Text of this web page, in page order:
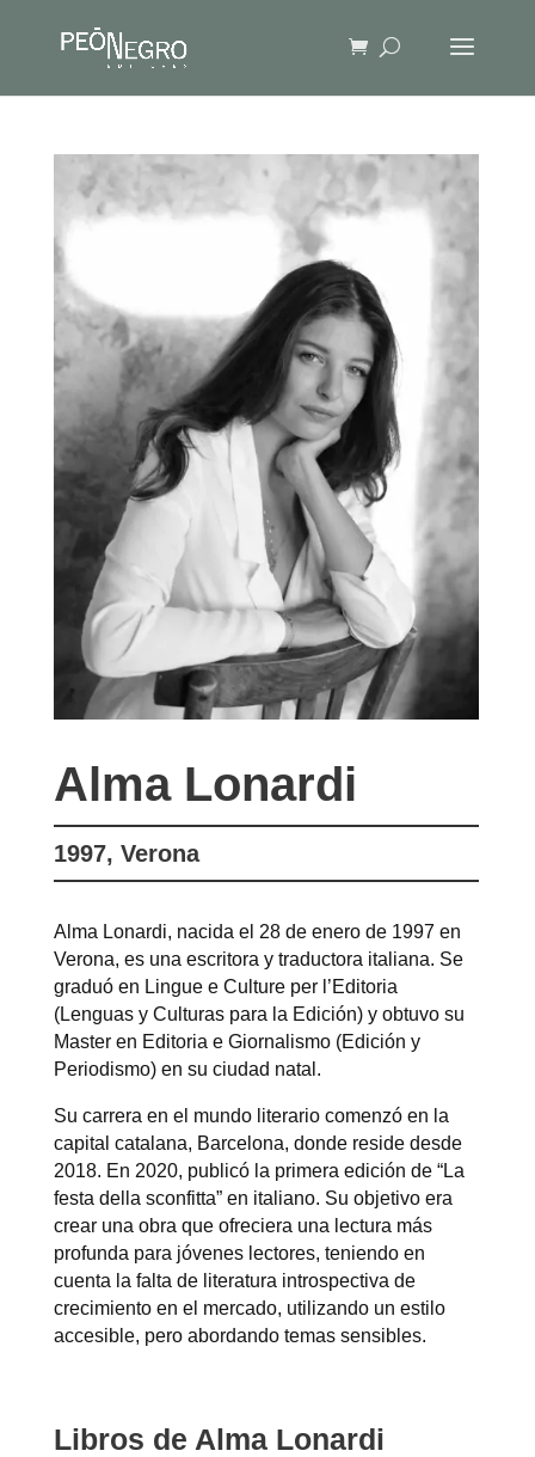
Alma Lonardi
1997, Verona
Alma Lonardi, nacida el 28 de enero de 1997 en
Verona, es una escritora y traductora italiana. Se
graduó en Lingue e Culture per l’Editoria
(Lenguas y Culturas para la Edición) y obtuvo su
Master en Editoria e Giornalismo (Edición y
Periodismo) en su ciudad natal.
Su carrera en el mundo literario comenzó en la
capital catalana, Barcelona, donde reside desde
2018. En 2020, publicó la primera edición de “La
festa della sconfitta” en italiano. Su objetivo era
crear una obra que ofreciera una lectura más
profunda para jóvenes lectores, teniendo en
cuenta la falta de literatura introspectiva de
crecimiento en el mercado, utilizando un estilo
accesible, pero abordando temas sensibles.
Libros de Alma Lonardi